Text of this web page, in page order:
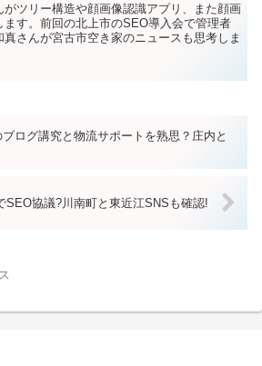
ツリー構造や顔画像認識アプリ、また顔画
す。前回の北上市のSEO導入会で管理者
さんが宮古市空き家のニュースも思考しま
ログ講究と物流サポートを熟思？庄内と
SEO協議?川南町と東近江SNSも確認!